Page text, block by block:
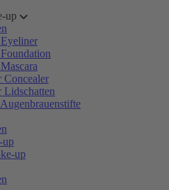
up
Eyeliner
Concealer
Lidschatten
up
up